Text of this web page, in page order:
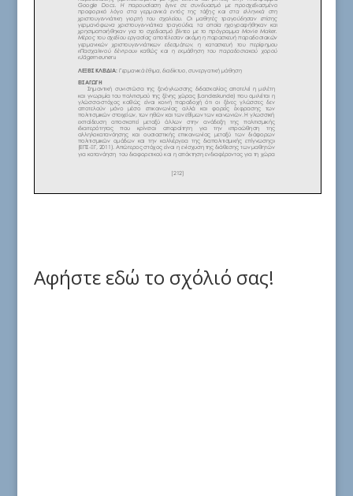
Αφήστε εδώ το σχόλιό σας!